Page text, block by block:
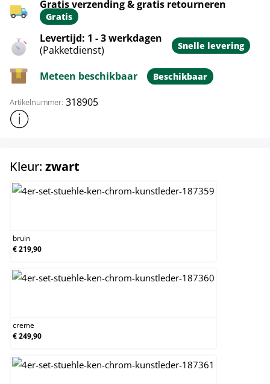
Gratis verzending & gratis retourneren
Gratis
Levertijd: 1 - 3 werkdagen
(Pakketdienst)
Snelle levering
Meteen beschikbaar Beschikbaar
Artikelnummer: 318905
Toon meer productinformatie
Kleur: zwart
bruin
€ 219,90
creme
€ 249,90